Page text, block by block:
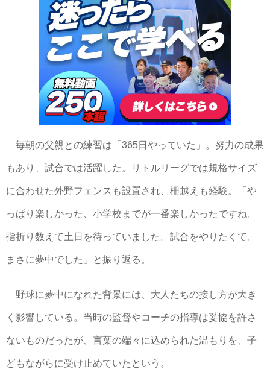
毎朝の父親との練習は「365日やっていた」。努力の成果
もあり、試合では活躍した。リトルリーグでは規格サイズ
に合わせた外野フェンスも設置され、柵越えも経験。「や
っぱり楽しかった、小学校までが一番楽しかったですね。
指折り数えて土日を待っていました。試合をやりたくて。
まさに夢中でした」と振り返る。
野球に夢中になれた背景には、大人たちの接し方が大き
く影響している。当時の監督やコーチの指導は妥協を許さ
ないものだったが、言葉の端々に込められた温もりを、子
どもながらに受け止めていたという。